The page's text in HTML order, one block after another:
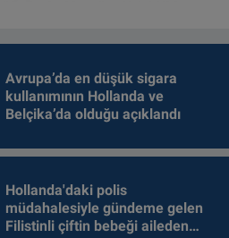
Avrupa’da en düşük sigara
kullanımının Hollanda ve
Belçika’da olduğu açıklandı
Hollanda'daki polis
müdahalesiyle gündeme gelen
Filistinli çiftin bebeği aileden